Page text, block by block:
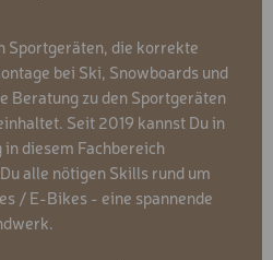
Sportgeräten, die korrekte
bei Ski, Snowboards und
Beratung zu den Sportgeräten
Seit 2019 kannst Du in
diesem Fachbereich
alle nötigen Skills rund um
/ E-Bikes - eine spannende